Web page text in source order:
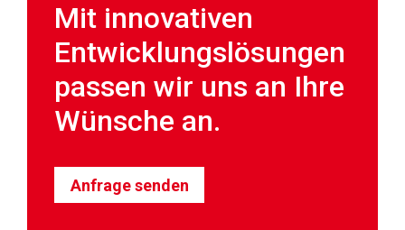
Mit innovativen
Entwicklungslösungen
passen wir uns an Ihre
Wünsche an.
Anfrage senden